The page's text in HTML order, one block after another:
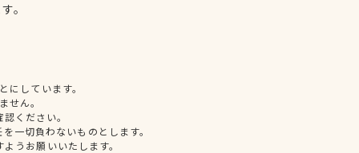
。
しています。
せん。
ください。
一切負わないものとします。
うお願いいたします。